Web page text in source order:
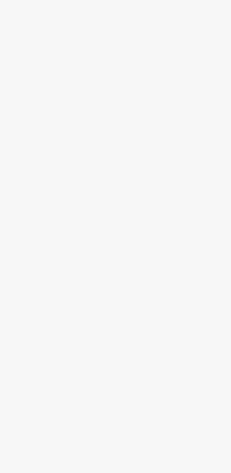
w pkt. 3, dane osobowe
niezbędny do realizacji
zgody osoby, której
zawarcia i realizacji
dla zabezpieczenia
od momentu
i konieczności
osobowych przysługuje
ich kopii na podstawie art.
art. 16 RODO,
prawo do bycia